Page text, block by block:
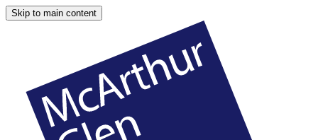
Skip to main content